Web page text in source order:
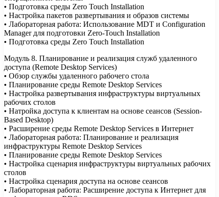
• Подготовка среды Zero Touch Installation
• Настройка пакетов развертывания и образов системы
• Лабораторная работа: Использование MDT и Configuration
Manager для подготовки Zero-Touch Installation
• Подготовка среды Zero Touch Installation
Модуль 8. Планирование и реализация служб удаленного
доступа (Remote Desktop Services)
• Обзор службы удаленного рабочего стола
• Планирование среды Remote Desktop Services
• Настройка развертывания инфраструктуры виртуальных
рабочих столов
• Натройка доступа к клиентам на основе сеансов (Session-
Based Desktop)
• Расширение среды Remote Desktop Services в Интернет
• Лабораторная работа: Планирование и реализация
инфраструктуры Remote Desktop Services
• Планирование среды Remote Desktop Services
• Настройка сценария инфраструктуры виртуальных рабочих
столов
• Настройка сценария доступа на основе сеансов
• Лабораторная работа: Расширение доступа к Интернет для